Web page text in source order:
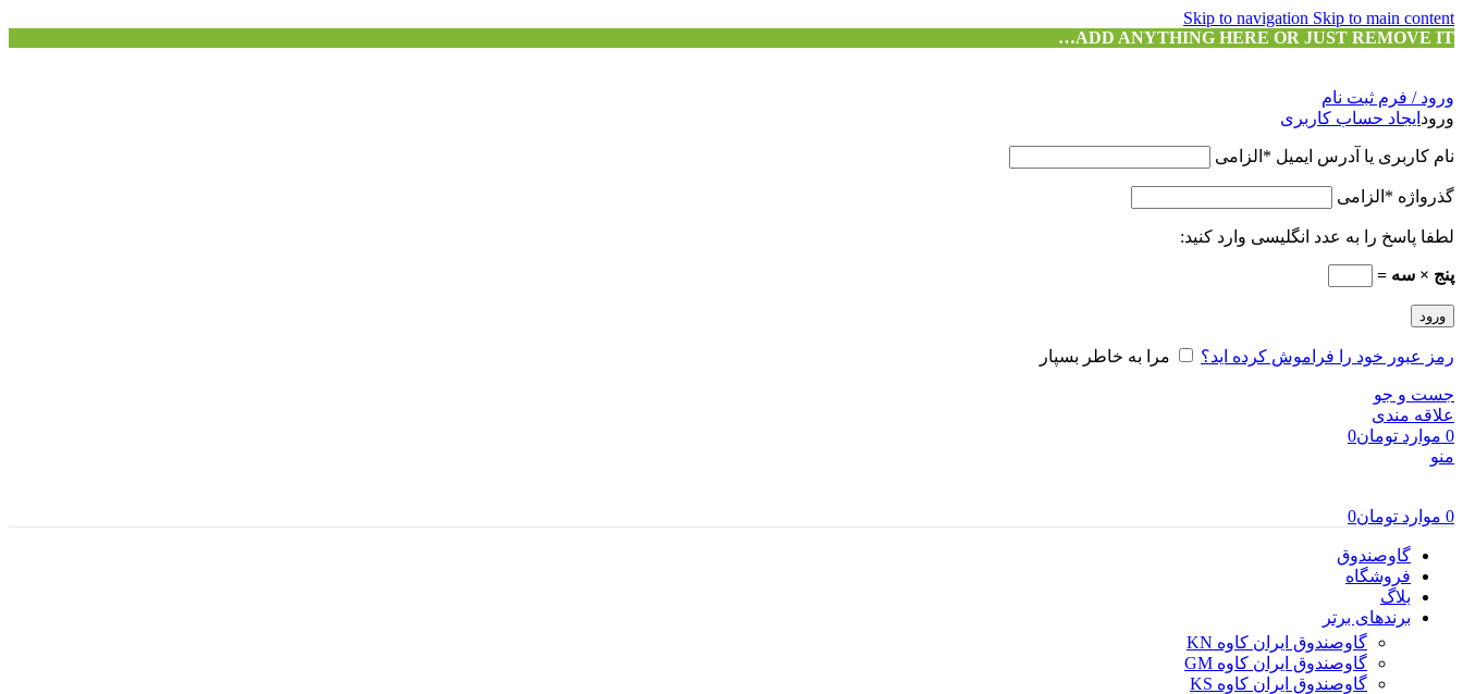
Skip to navigation Skip to main content
ADD ANYTHING HERE OR JUST REMOVE IT…
ورود / فرم ثبت نام
ورود ایجاد حساب کاربری
نام کاربری یا آدرس ایمیل * الزامی
گذرواژه * الزامی
لطفا پاسخ را به عدد انگلیسی وارد کنید:
پنج × سه =
ورود
رمز عبور خود را فراموش کرده اید؟ مرا به خاطر بسپار
جست و جو
علاقه مندی
0 موارد تومان0
منو
0 موارد تومان0
گاوصندوق
فروشگاه
بلاگ
برندهای برتر
گاوصندوق ایران کاوه KN
گاوصندوق ایران کاوه GM
گاوصندوق ایران کاوه KS